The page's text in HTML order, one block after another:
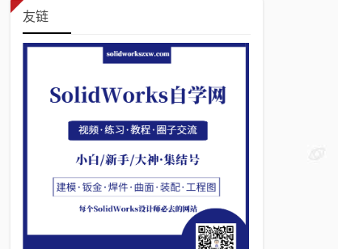
友链